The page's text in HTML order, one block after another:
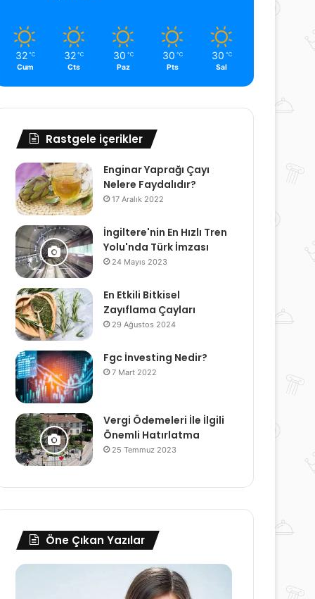
32 ℃
Cum
32 ℃
Cts
30 ℃
Paz
30 ℃
Pts
30 ℃
Sal
Rastgele içerikler
Enginar Yaprağı Çayı
Nelere Faydalıdır?
17 Aralık 2022
İngiltere'nin En Hızlı Tren
Yolu'nda Türk İmzası
24 Mayıs 2023
En Etkili Bitkisel
Zayıflama Çayları
29 Ağustos 2024
Fgc İnvesting Nedir?
7 Mart 2022
Vergi Ödemeleri İle İlgili
Önemli Hatırlatma
25 Temmuz 2023
Öne Çıkan Yazılar
Hayatı
Dikkat